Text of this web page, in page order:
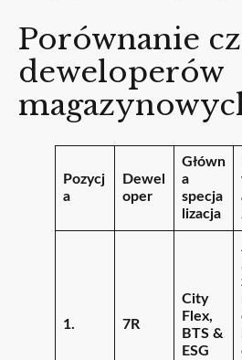
Porównanie
deweloperów
Pozycj
a
Dewel
oper
Główn
a
specja
lizacja
1. 7R
City
Flex,
BTS &
ESG